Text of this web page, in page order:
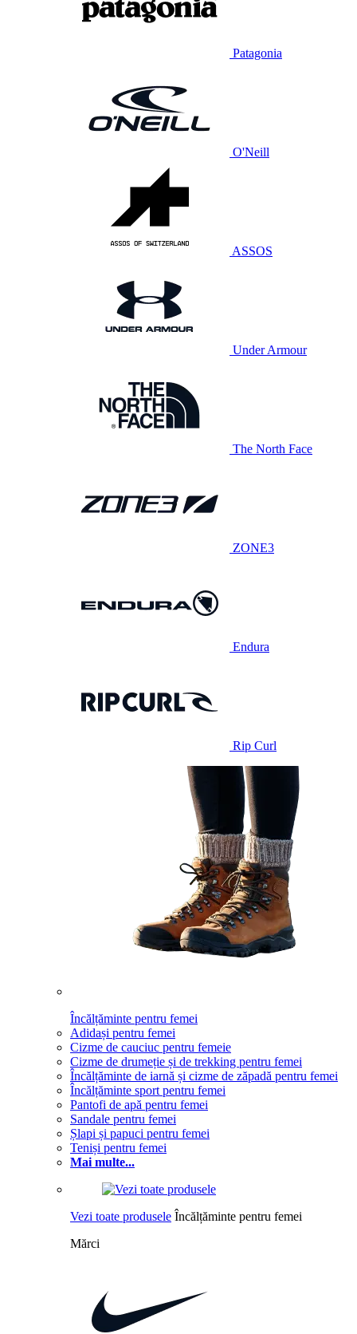
Patagonia
O'Neill
ASSOS
Under Armour
The North Face
ZONE3
Endura
Rip Curl
Încălțăminte pentru femei
Adidași pentru femei
Cizme de cauciuc pentru femeie
Cizme de drumeție și de trekking pentru femei
Încălțăminte de iarnă și cizme de zăpadă pentru femei
Încălțăminte sport pentru femei
Pantofi de apă pentru femei
Sandale pentru femei
Șlapi și papuci pentru femei
Teniși pentru femei
Mai multe...
Vezi toate produsele Încălțăminte pentru femei
Mărci